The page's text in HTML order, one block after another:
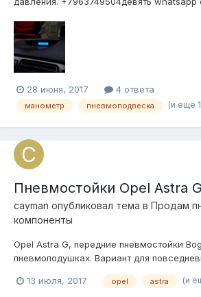
28 июня, 2017 4 ответа
манометр пневмоподвеска (и ещё
Пневмостойки Opel Astra G
cayman опубликовал тема в Продам
компоненты
Opel Astra G, передние пневмостойки
пневмоподушках. Вариант для
Расскажу как подключить компрессор
13 июля, 2017 opel astra (и